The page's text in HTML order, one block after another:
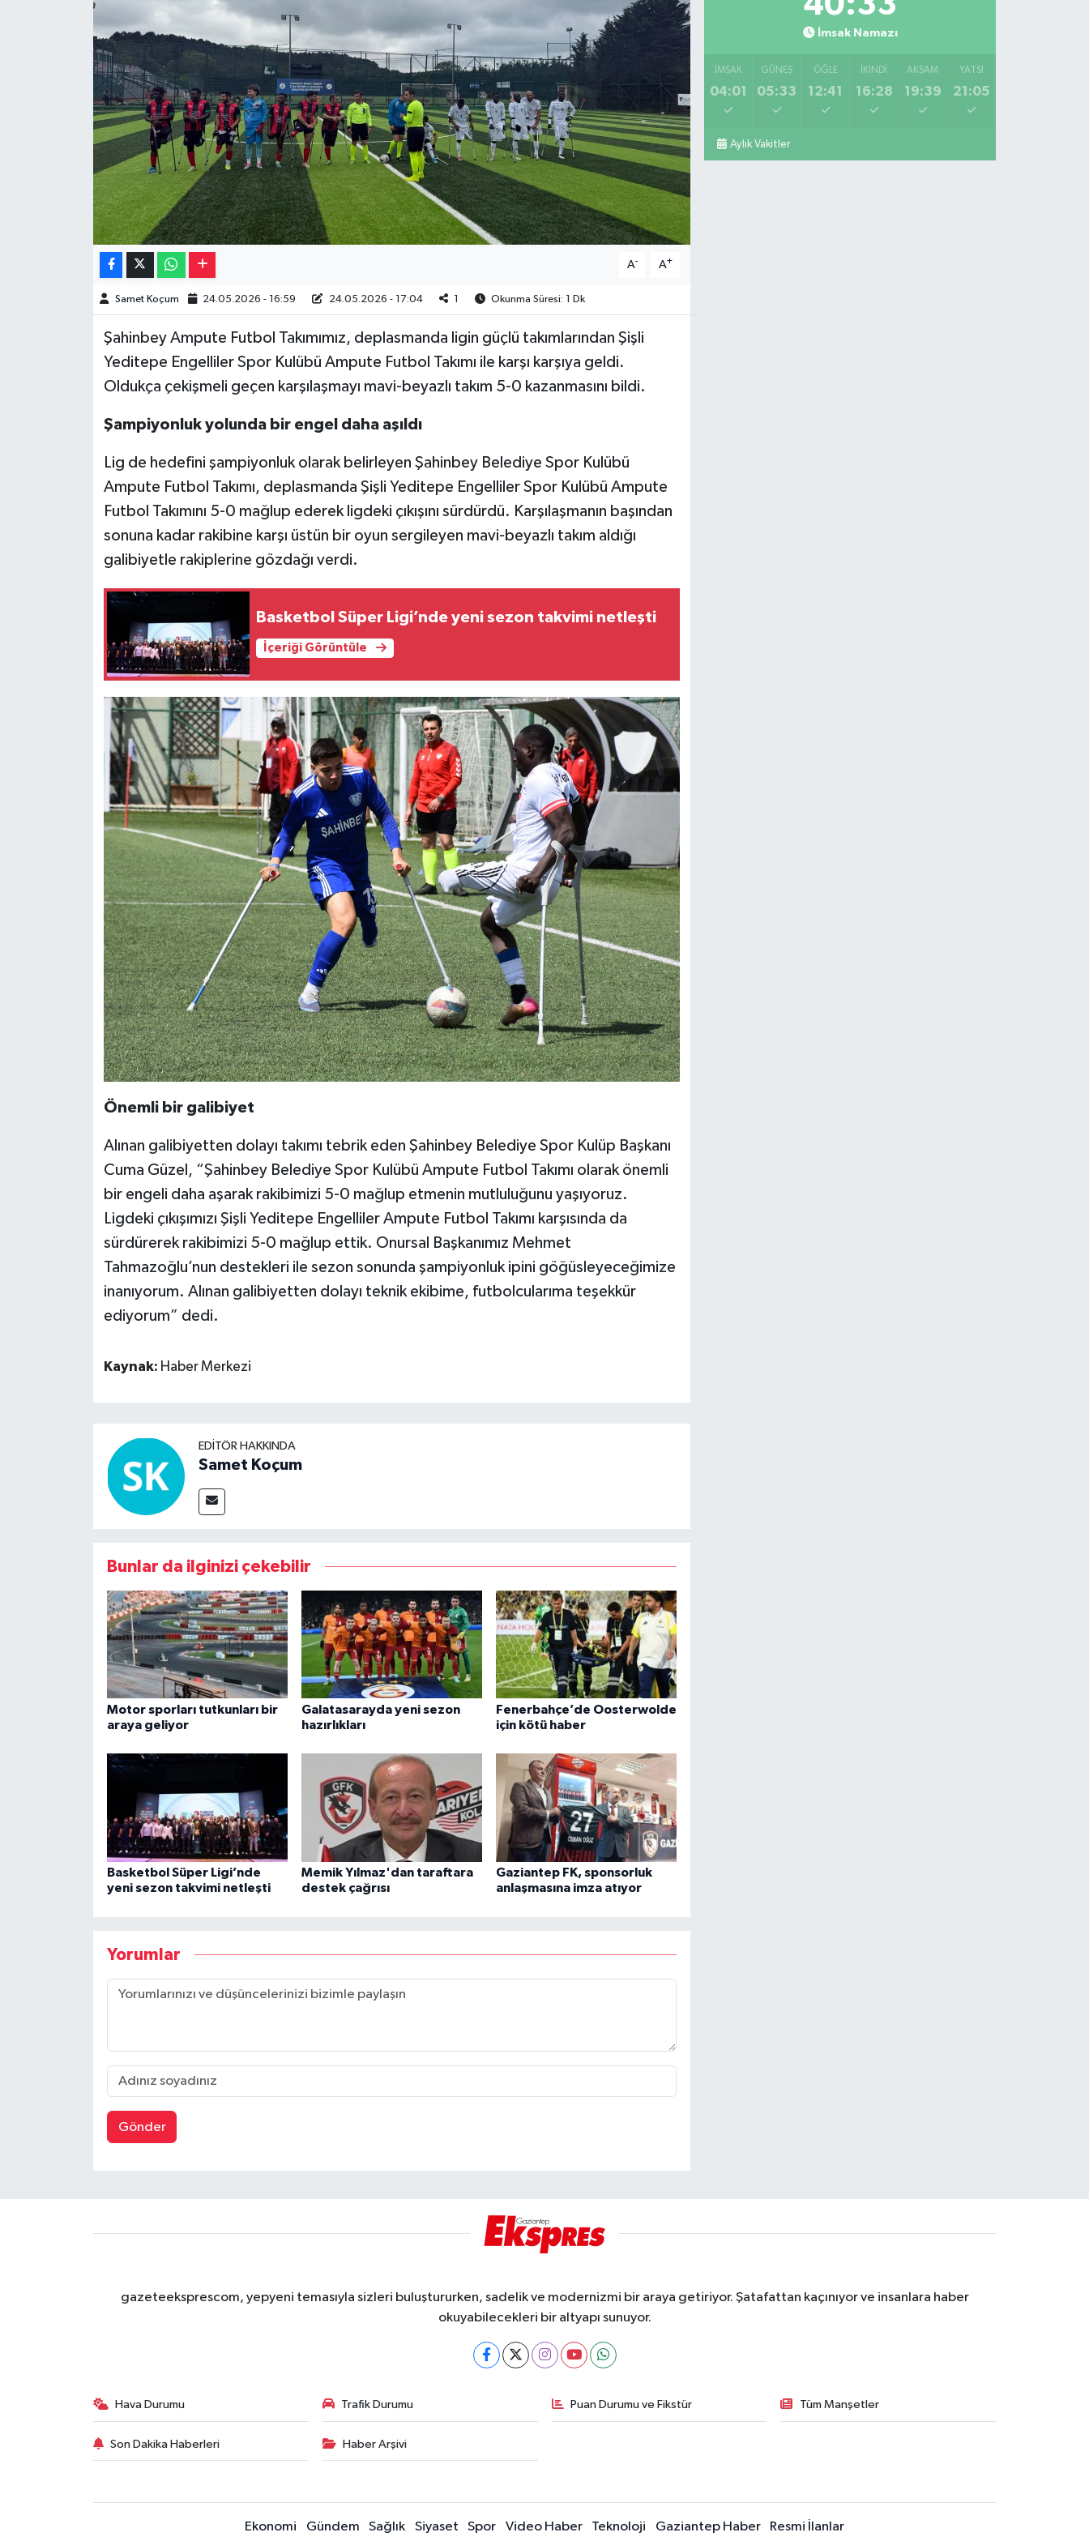
A- A+
Samet Koçum 24.05.2026 - 16:59 24.05.2026 - 17:04 Okunma Süresi: 1 Dk
Şahinbey Ampute Futbol Takımımız, deplasmanda ligin güçlü takımlarından Şişli
Yeditepe Engelliler Spor Kulübü Ampute Futbol Takımı ile karşı karşıya geldi.
Oldukça çekişmeli geçen karşılaşmayı mavi-beyazlı takım 5-0 kazanmasını bildi.
Şampiyonluk yolunda bir engel daha aşıldı
Lig de hedefini şampiyonluk olarak belirleyen Şahinbey Belediye Spor Kulübü
Ampute Futbol Takımı, deplasmanda Şişli Yeditepe Engelliler Spor Kulübü Ampute
Futbol Takımını 5-0 mağlup ederek ligdeki çıkışını sürdürdü. Karşılaşmanın başından
sonuna kadar rakibine karşı üstün bir oyun sergileyen mavi-beyazlı takım aldığı
galibiyetle rakiplerine gözdağı verdi.
Basketbol Süper Ligi’nde yeni sezon takvimi netleşti
İçeriği Görüntüle
Önemli bir galibiyet
Alınan galibiyetten dolayı takımı tebrik eden Şahinbey Belediye Spor Kulüp Başkanı
Cuma Güzel, “Şahinbey Belediye Spor Kulübü Ampute Futbol Takımı olarak önemli
bir engeli daha aşarak rakibimizi 5-0 mağlup etmenin mutluluğunu yaşıyoruz.
Ligdeki çıkışımızı Şişli Yeditepe Engelliler Ampute Futbol Takımı karşısında da
sürdürerek rakibimizi 5-0 mağlup ettik. Onursal Başkanımız Mehmet
Tahmazoğlu’nun destekleri ile sezon sonunda şampiyonluk ipini göğüsleyeceğimize
inanıyorum. Alınan galibiyetten dolayı teknik ekibime, futbolcularıma teşekkür
ediyorum” dedi.
Kaynak: Haber Merkezi
EDITÖR HAKKINDA
Samet Koçum
Bunlar da ilginizi çekebilir
Motor sporları tutkunları bir
araya geliyor
Galatasarayda yeni sezon
hazırlıkları
Fenerbahçe’de Oosterwolde
için kötü haber
Basketbol Süper Ligi’nde
yeni sezon takvimi netleşti
Memik Yılmaz'dan taraftara
destek çağrısı
Gaziantep FK, sponsorluk
anlaşmasına imza atıyor
Yorumlar
Gönder
İmsak Namazı
İMSAK
04:01
GÜNEŞ
05:33
ÖĞLE
12:41
İKINDI
16:28
AKŞAM
19:39
YATSI
21:05
Aylık Vakitler
gazeteeksprescom, yepyeni temasıyla sizleri buluştururken, sadelik ve modernizmi bir araya getiriyor. Şatafattan kaçınıyor ve insanlara haber
okuyabilecekleri bir altyapı sunuyor.
Hava Durumu Trafik Durumu Puan Durumu ve Fikstür Tüm Manşetler
Son Dakika Haberleri Haber Arşivi
Ekonomi Gündem Sağlık Siyaset Spor Video Haber Teknoloji Gaziantep Haber Resmi İlanlar
Resmi İlanlar
Sinemalar
Teknoloji
Yeme-İçme